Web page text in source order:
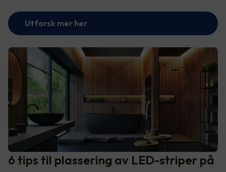
Utforsk mer her
6 tips til plassering av LED-striper på